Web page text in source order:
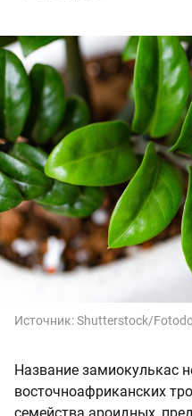
Источник:Shutterstock/
Название замиокулькас
восточноафриканских
семейства ароидных,